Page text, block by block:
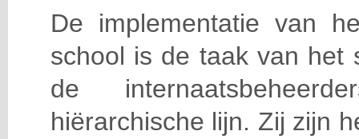
De implementatie van
school is de taak van het
de
hiërarchische lijn. Zij zijn